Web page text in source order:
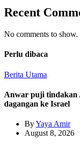
Recent
No comments to show.
Perlu dibaca
Berita Utama
Anwar puji tindakan
dagangan ke Israel
ByYaya Amir
August 8, 2026